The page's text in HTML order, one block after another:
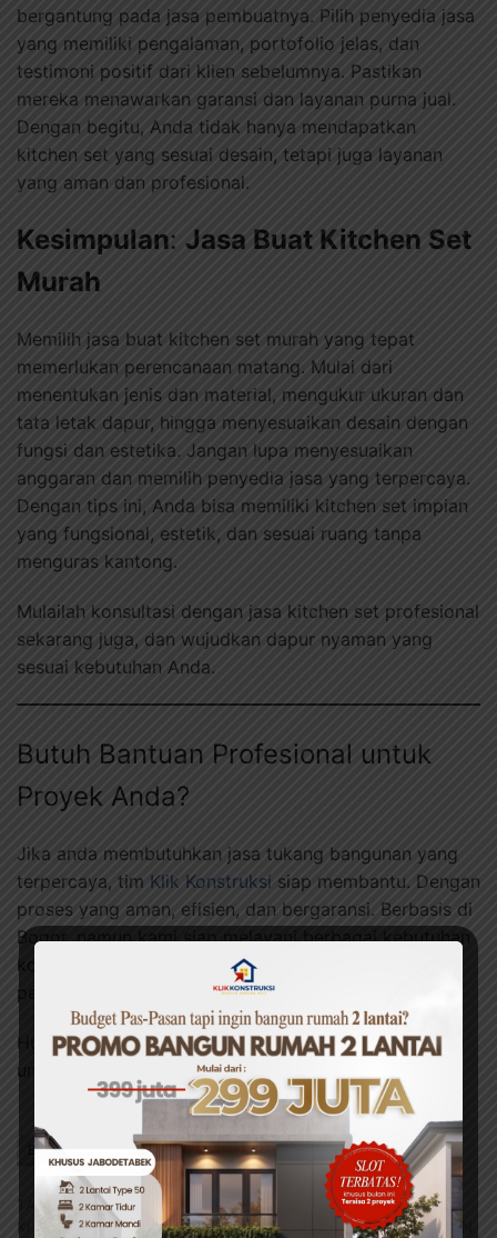
bergantung pada jasa pembuatnya. Pilih penyedia jasa
yang memiliki pengalaman, portofolio jelas, dan
testimoni positif dari klien sebelumnya. Pastikan
mereka menawarkan garansi dan layanan purna jual.
Dengan begitu, Anda tidak hanya mendapatkan
kitchen set yang sesuai desain, tetapi juga layanan
yang aman dan profesional.
Kesimpulan: Jasa Buat Kitchen Set
Murah
Memilih jasa buat kitchen set murah yang tepat
memerlukan perencanaan matang. Mulai dari
menentukan jenis dan material, mengukur ukuran dan
tata letak dapur, hingga menyesuaikan desain dengan
fungsi dan estetika. Jangan lupa menyesuaikan
anggaran dan memilih penyedia jasa yang terpercaya.
Dengan tips ini, Anda bisa memiliki kitchen set impian
yang fungsional, estetik, dan sesuai ruang tanpa
menguras kantong.
Mulailah konsultasi dengan jasa kitchen set profesional
sekarang juga, dan wujudkan dapur nyaman yang
sesuai kebutuhan Anda.
Butuh Bantuan Profesional untuk
Proyek Anda?
Jika anda membutuhkan jasa tukang bangunan yang
terpercaya, tim Klik Konstruksi siap membantu. Dengan
proses yang aman, efisien, dan bergaransi. Berbasis di
Bogor, namun kami siap melayani berbagai kebutuhan
konstruksi mulai dari renovasi ringan hingga
pembangunan total dari nol.
Hubungi kami melaluiWhatsAppatau Instagramkami
untuk berkonsulatsi secara gratis.
BAGIKAN INI Facebook Twitter WhatsApp
TAG: #JADA KITCHEN SET MURAH
#JASA BUAT
KITCHEN SET MURAH
#JASA KITCHEN SET
#KITCHEN